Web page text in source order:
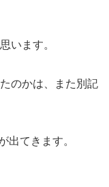
います。
のかは、また別記
出てきます。